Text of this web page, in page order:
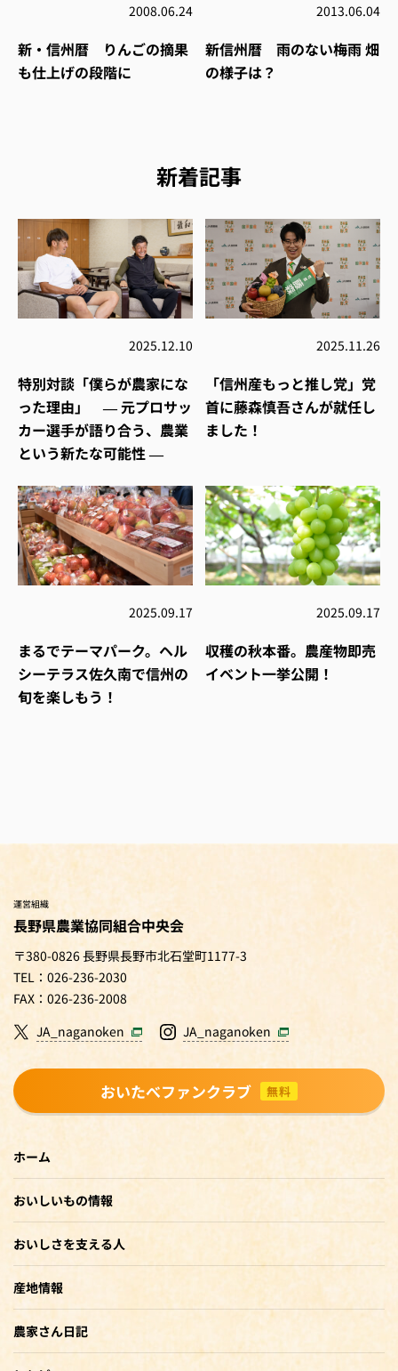
2008.06.24
新・信州暦 りんごの摘果
も仕上げの段階に
2013.06.04
新信州暦 雨のない梅雨 畑
の様子は？
新着記事
2025.12.10
特別対談「僕らが農家にな
った理由」 ― 元プロサッ
カー選手が語り合う、農業
という新たな可能性 ―
2025.11.26
「信州産もっと推し党」党
首に藤森慎吾さんが就任し
ました！
2025.09.17
まるでテーマパーク。ヘル
シーテラス佐久南で信州の
旬を楽しもう！
2025.09.17
収穫の秋本番。農産物即売
イベント一挙公開！
運営組織
長野県農業協同組合中央会
〒380-0826 長野県長野市北石堂町1177-3
TEL：026-236-2030
FAX：026-236-2008
JA_naganoken
JA_naganoken
おいたべファンクラブ 無料
ホーム
おいしいもの情報
おいしさを支える人
産地情報
農家さん日記